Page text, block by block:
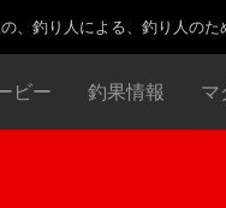
、釣り人による、釣り人の
ビー 釣果情報 マ